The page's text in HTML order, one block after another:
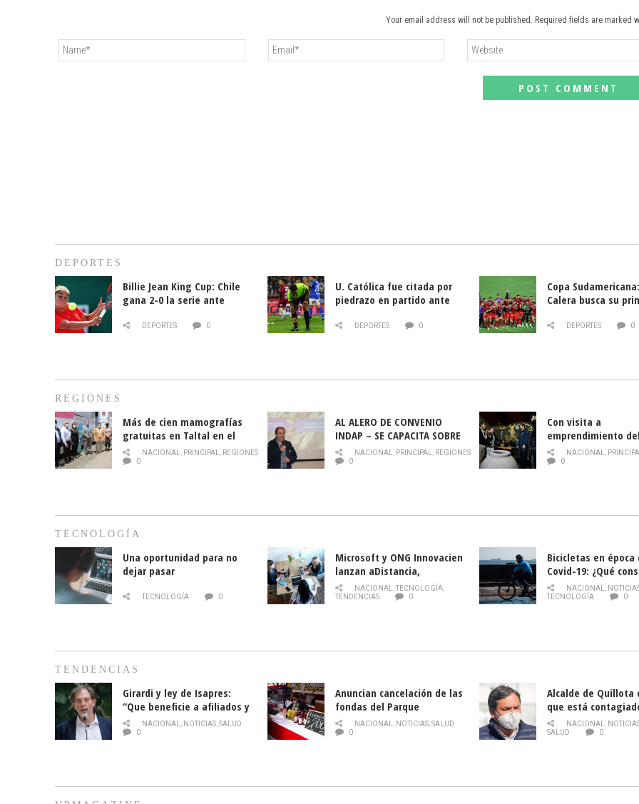
Your email address will not be published. Required fields are marked
DEPORTES
Billie Jean King Cup: Chile
gana 2-0 la serie ante
DEPORTES 0
U. Católica fue citada por
piedrazo en partido ante
DEPORTES 0
Copa
Calera busca su
DEPORTES 0
REGIONES
Más de cien mamografías
gratuitas en Taltal en el
mes de la prevención del
cáncer de mama
NACIONAL, PRINCIPAL, REGIONES
0
AL ALERO DE CONVENIO
INDAP – SE CAPACITA SOBRE
PLAGA DROSOPHILA SUZUKII
NACIONAL, PRINCIPAL, REGIONES
0
Con visita a
emprendimiento
y llamado al
historia campesina
NACIONAL,
0
TECNOLOGÍA
Una oportunidad para no
dejar pasar
TECNOLOGÍA 0
Microsoft y ONG Innovacien
lanzan aDistancia,
plataforma con cursos
gratuitos online sobre
NACIONAL,TECNOLOGÍA,
TENDENCIAS
0
Bicicletas en época
Covid-19: ¿Qué
momento de
NACIONAL,
TECNOLOGÍA
0
TENDENCIAS
Girardi y ley de Isapres:
“Que beneficie a afiliados y
no legalice el abuso”
NACIONAL, NOTICIAS,SALUD
0
Anuncian cancelación de las
fondas del Parque
O’Higgins debido al
coronavirus
NACIONAL, NOTICIAS,SALUD
0
Alcalde de Quillota
que está
COVID-19
NACIONAL,
SALUD
0